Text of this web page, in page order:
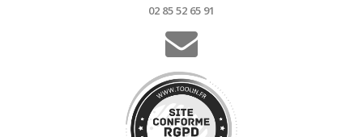
02 85 52 65 91